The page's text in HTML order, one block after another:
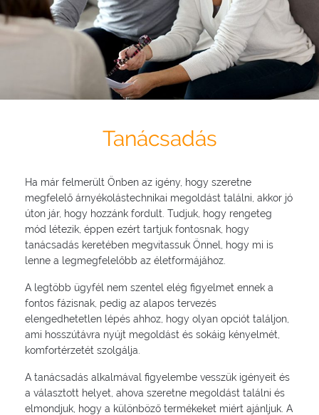
Tanácsadás
Ha már felmerült Önben az igény, hogy szeretne
megfelelő árnyékolástechnikai megoldást találni, akkor jó
úton jár, hogy hozzánk fordult. Tudjuk, hogy rengeteg
mód létezik, éppen ezért tartjuk fontosnak, hogy
tanácsadás keretében megvitassuk Önnel, hogy mi is
lenne a legmegfelelőbb az életformájához.
A legtöbb ügyfél nem szentel elég figyelmet ennek a
fontos fázisnak, pedig az alapos tervezés
elengedhetetlen lépés ahhoz, hogy olyan opciót találjon,
ami hosszútávra nyújt megoldást és sokáig kényelmét,
komfortérzetét szolgálja.
A tanácsadás alkalmával figyelembe vesszük igényeit és
a választott helyet, ahova szeretne megoldást találni és
elmondjuk, hogy a különböző termékeket miért ajánljuk. A